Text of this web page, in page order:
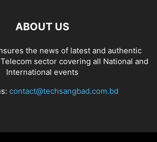
ABOUT US
the news of latest and authentic
sector covering all National and
International events
contact@techsangbad.com.bd